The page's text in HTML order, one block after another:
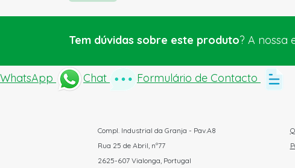
Tem dúvidas sobre este produto? A nossa
WhatsApp Chat Formulário de Contacto
Compl. Industrial da Granja - Pav.A8
Rua 25 de Abril, nº77
2625-607 Vialonga, Portugal